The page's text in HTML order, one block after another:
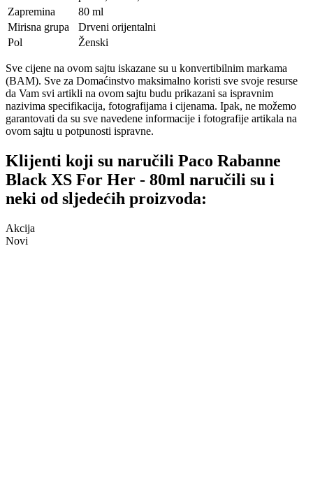
Zapremina
80 ml
Mirisna grupa
Drveni orijentalni
Pol
Ženski
Sve cijene na ovom sajtu iskazane su u konvertibilnim markama
(BAM). Sve za Domaćinstvo maksimalno koristi sve svoje resurse
da Vam svi artikli na ovom sajtu budu prikazani sa ispravnim
nazivima specifikacija, fotografijama i cijenama. Ipak, ne možemo
garantovati da su sve navedene informacije i fotografije artikala na
ovom sajtu u potpunosti ispravne.
Klijenti koji su naručili Paco Rabanne
Black XS For Her - 80ml naručili su i
neki od sljedećih proizvoda:
Akcija
Novi